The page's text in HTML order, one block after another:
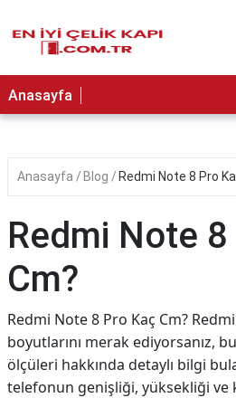
Anasayfa
Anasayfa Blog Redmi Note 8 Pro
Redmi Note
Cm?
Redmi Note 8 Pro Kaç Cm?
boyutlarını merak ediyorsanız,
ölçüleri hakkında detaylı bilgi
telefonun genişliği, yüksekliği ve